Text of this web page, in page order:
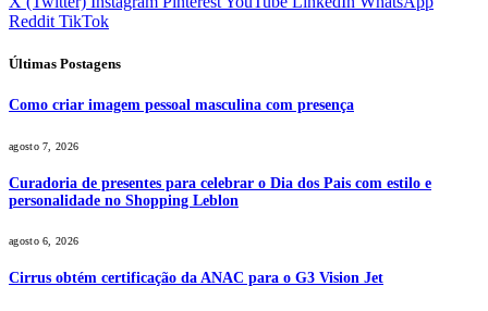
Reddit TikTok
Últimas Postagens
Como criar imagem pessoal masculina com presença
agosto 7, 2026
Curadoria de presentes para celebrar o Dia dos Pais com estilo e
personalidade no Shopping Leblon
agosto 6, 2026
Cirrus obtém certificação da ANAC para o G3 Vision Jet